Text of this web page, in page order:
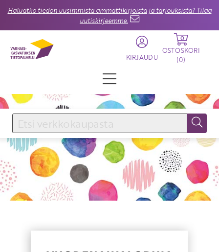
Haluatko tiedon uusimmista ammattikirjoista ja tarjouksista? Tilaa
uutiskirjeemme.
KIRJAUDU
0
OSTOSKORI
(0)
KIRJAUDU SISÄÄN
Käyttäjätunnus
Salasana
KIRJAUDU SISÄÄN